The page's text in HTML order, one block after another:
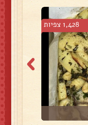
1,428 צפיות